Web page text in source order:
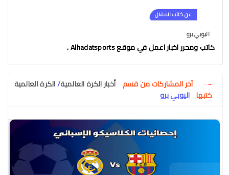
عن كاتب المقال
اليوبي برو
كاتب ومحرر اخبار اعمل في موقع Alhadatsports .
آخر المشاركات من قسم أخبار الكرة العالمية/الكرة العالمية
كتبها اليوبي برو